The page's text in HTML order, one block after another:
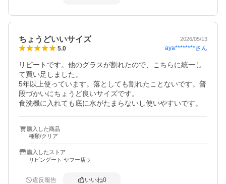
ちょうどいいサイズ 2026/05/13
5.0 aya********さん
リピートです。他のグラスが割れたので、こちらに統一し
て買い足しました。
5年以上使っています。落としても割れたことないです。普
段づかいにちょうど良いサイズです。
食洗機に入れても底に水がたまらないし使いやすいです。
購入した商品
種類/クリア
購入したストア
リビングート ヤフー店
違反報告 いいね0